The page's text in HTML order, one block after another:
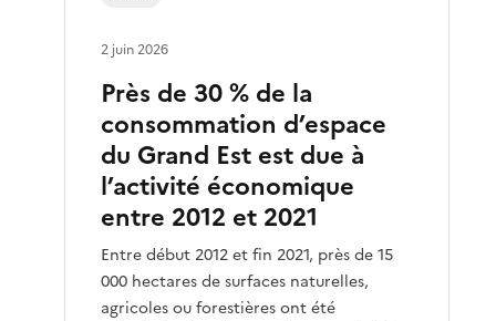
Près de 30 % de la
consommation d’espace
du Grand Est est due à
l’activité économique
entre 2012 et 2021
Entre début 2012 et fin 2021, près de 15
000 hectares de surfaces naturelles,
agricoles ou forestières ont été
2 juin 2026